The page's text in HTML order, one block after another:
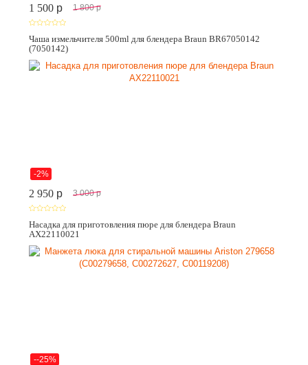
1 500 p 1 800 p
Чаша измельчителя 500ml для блендера Braun BR67050142
(7050142)
-2%
2 950 p 3 000 p
Насадка для приготовления пюре для блендера Braun
AX22110021
--25%